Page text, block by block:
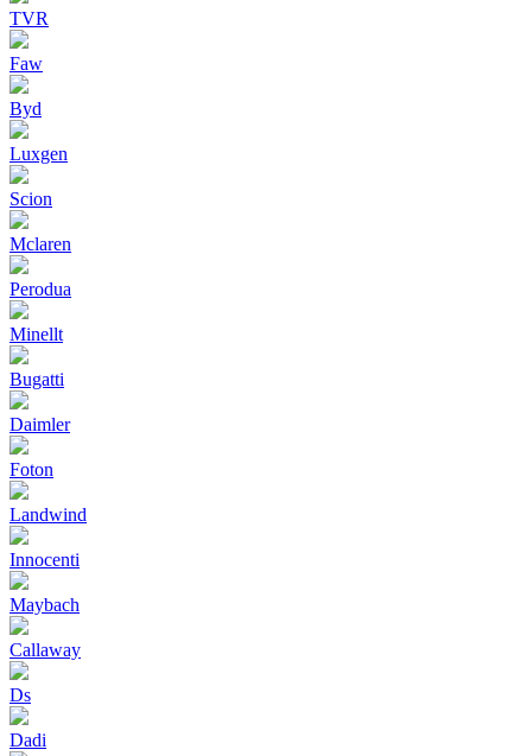
TVR
Faw
Byd
Luxgen
Scion
Mclaren
Perodua
Minellt
Bugatti
Daimler
Foton
Landwind
Innocenti
Maybach
Callaway
Ds
Dadi